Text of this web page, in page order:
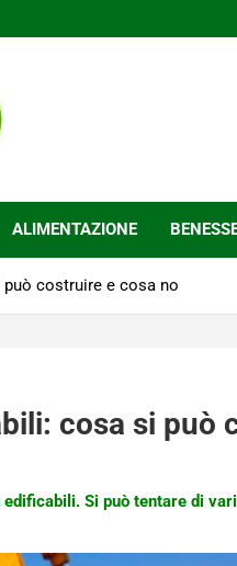
ALIMENTAZIONE
costruire e cosa no
cosa si può
Si può tentare di